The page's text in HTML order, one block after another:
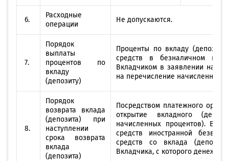
6.
Расходные
операции
Не допускаются.
7.
Порядок
выплаты
процентов по
вкладу
(депозиту)
Проценты по вкладу
средств в безналичном
Вкладчиком в заявлении на
на перечисление начисленных
8.
Порядок
возврата вклада
(депозита) при
наступлении
срока возврата
вклада
(депозита)
Посредством платежного
открытие вкладного
начисленных процентов). В
средств иностранной
средств со вклада
Вкладчика, с которого